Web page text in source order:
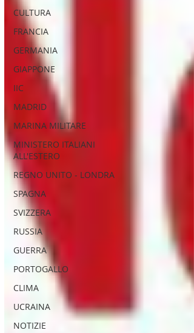
CULTURA
FRANCIA
GERMANIA
GIAPPONE
IIC
MADRID
MARINA MILITARE
MINISTERO ITALIANI
ALL'ESTERO
REGNO UNITO - LONDRA
SPAGNA
SVIZZERA
RUSSIA
GUERRA
PORTOGALLO
CLIMA
UCRAINA
NOTIZIE